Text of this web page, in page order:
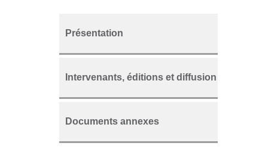
Présentation
Intervenants, éditions et diffusion
Documents annexes